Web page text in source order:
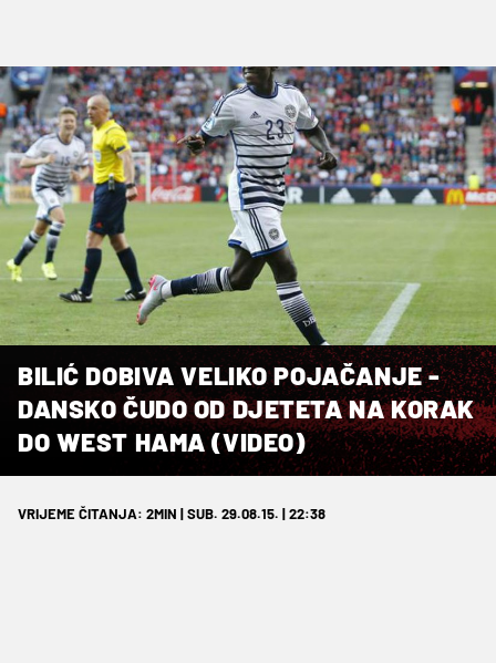
BILIĆ DOBIVA VELIKO POJAČANJE -
DANSKO ČUDO OD DJETETA NA KORAK
DO WEST HAMA (VIDEO)
VRIJEME ČITANJA: 2MIN | SUB. 29.08.15. | 22:38